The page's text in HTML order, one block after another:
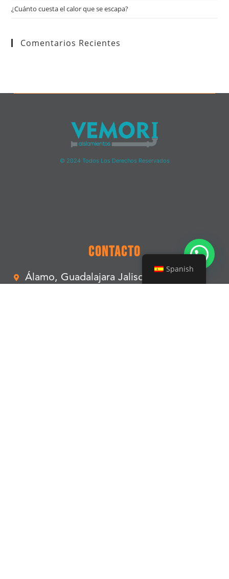
¿Cuánto cuesta el calor que se escapa?
Comentarios Recientes
© 2024 Todos Los Derechos Reservados
Contacto
Álamo, Guadalajara Jalisco, México
Spanish